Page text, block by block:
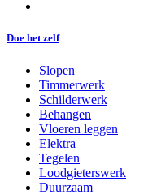
Doe het zelf
Slopen
Timmerwerk
Schilderwerk
Behangen
Vloeren leggen
Elektra
Tegelen
Loodgieterswerk
Duurzaam